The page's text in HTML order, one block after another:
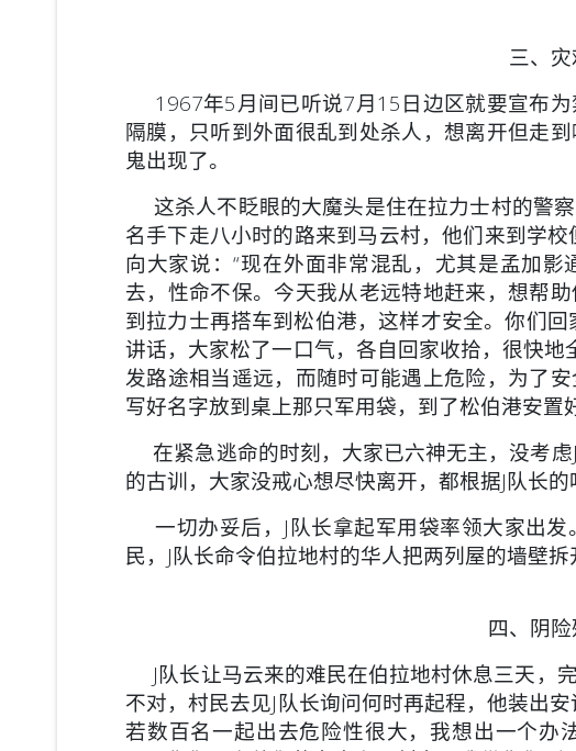
三、
1967年5月间已听说7月15日边区就要宣布为
隔膜，只听到外面很乱到处杀人，想离开但走
鬼出现了。
这杀人不眨眼的大魔头是住在拉力士村的警
名手下走八小时的路来到马云村，他们来到学
向大家说：“现在外面非常混乱，尤其是孟加
去，性命不保。今天我从老远特地赶来，想帮
到拉力士再搭车到松伯港，这样才安全。你们
讲话，大家松了一口气，各自回家收拾，很快地
发路途相当遥远，而随时可能遇上危险，为了
写好名字放到桌上那只军用袋，到了松伯港安置
在紧急逃命的时刻，大家已六神无主，没考
的古训，大家没戒心想尽快离开，都根据J队长
一切办妥后，J队长拿起军用袋率领大家出
民，J队长命令伯拉地村的华人把两列屋的墙壁
四、阴
J队长让马云来的难民在伯拉地村休息三天，
不对，村民去见J队长询问何时再起程，他装出
若数百名一起出去危险性很大，我想出一个办